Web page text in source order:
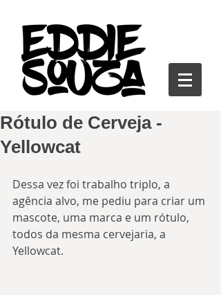
Rótulo de Cerveja -
Yellowcat
Dessa vez foi trabalho triplo, a
agência alvo, me pediu para criar um
mascote, uma marca e um rótulo,
todos da mesma cervejaria, a
Yellowcat.